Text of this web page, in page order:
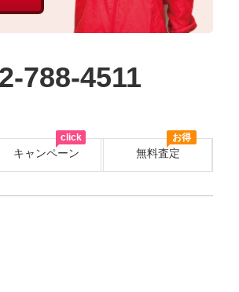
788-4511
キャンペーン
お得
無料査定
click